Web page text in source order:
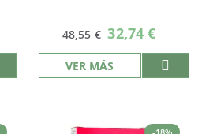
48,55 € Precio
especial
32,74 €
VER MÁS